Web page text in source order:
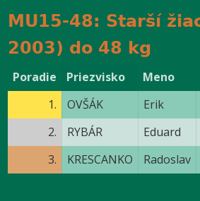
MU15-48: Starší
2003) do 48 kg
Poradie Priezvisko Meno
1.
OVŠÁK Erik
2.
RYBÁR Eduard
3.
KRESCANKO Radoslav